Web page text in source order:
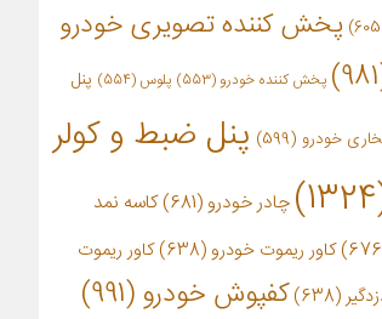
پخش کننده تصویری خودرو
پخش کننده خودرو(553) پلوس(554) پنل
خودرو (599)
پنل ضبط و کولر
چادر خودرو (681)
کاسه نمد
کاور ریموت خودرو(638)
کاور ریموت
(638) کفپوش خودرو(991)